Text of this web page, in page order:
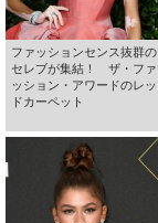
ファッションセンス抜群の
セレブが集結！ ザ・ファ
ッション・アワードのレッ
ドカーペット